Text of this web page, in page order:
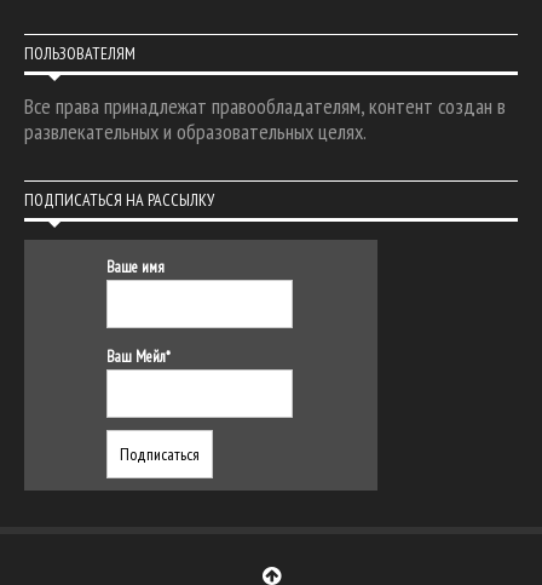
ПОЛЬЗОВАТЕЛЯМ
Все права принадлежат правообладателям, контент создан в
развлекательных и образовательных целях.
ПОДПИСАТЬСЯ НА РАССЫЛКУ
Ваше имя
Ваш Мейл*